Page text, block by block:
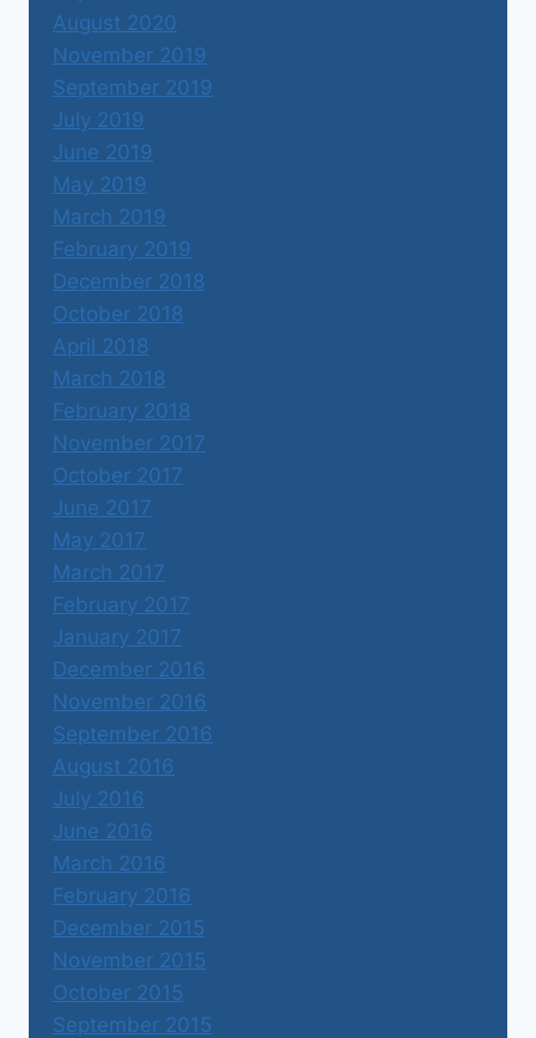
August 2020
November 2019
September 2019
July 2019
June 2019
May 2019
March 2019
February 2019
December 2018
October 2018
April 2018
March 2018
February 2018
November 2017
October 2017
June 2017
May 2017
March 2017
February 2017
January 2017
December 2016
November 2016
September 2016
August 2016
July 2016
June 2016
March 2016
February 2016
December 2015
November 2015
October 2015
September 2015